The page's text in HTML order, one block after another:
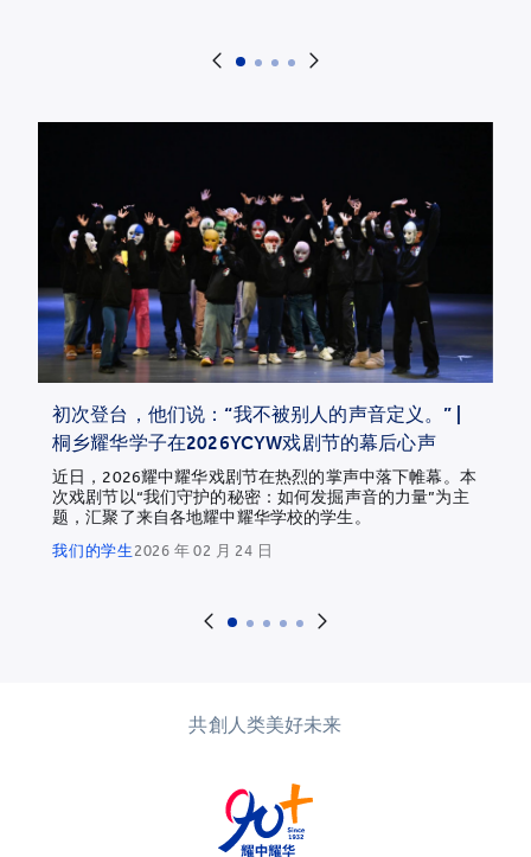
初次登台，他们说：“我不被别人的声音定义。” |
桐乡耀华学子在2026YCYW戏剧节的幕后心声
近日，2026耀中耀华戏剧节在热烈的掌声中落下帷幕。本
次戏剧节以“我们守护的秘密：如何发掘声音的力量”为主
题，汇聚了来自各地耀中耀华学校的学生。
我们的学生 2026 年 02 月 24 日
共創人类美好未来